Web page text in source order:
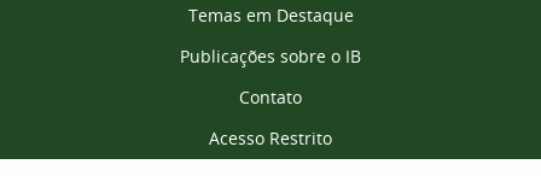
Temas em Destaque
Publicações sobre o IB
Contato
Acesso Restrito